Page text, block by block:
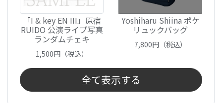
「I & key EN III」原宿
RUIDO 公演ライブ写真
ランダムチェキ
1,500円（税込）
Yoshiharu Shiina ポケ
リュックバッグ
7,800円（税込）
全て表示する